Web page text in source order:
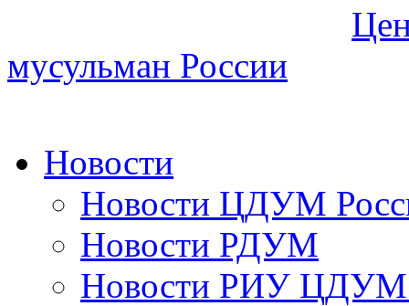
мусульман России
Новости
Новости ЦДУМ
Новости РДУМ
Новости РИУ ЦДУМ